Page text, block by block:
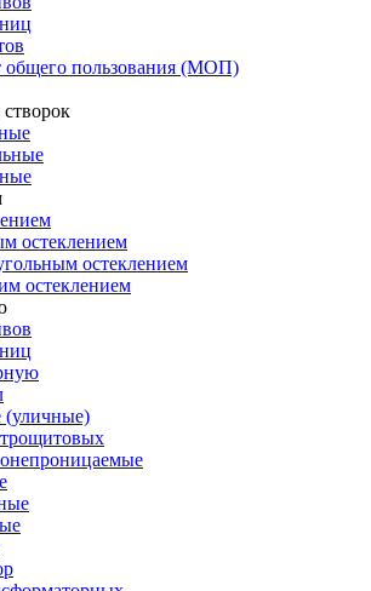
общего пользования (МОП)
остеклением
остеклением
остеклением
(уличные)